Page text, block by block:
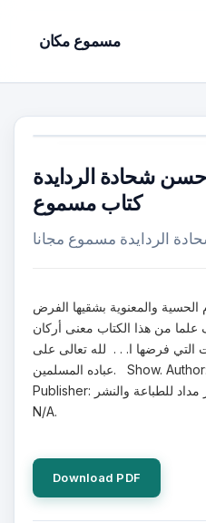
مسموع مكان
شحادة الردايدة
كتاب مسموع
الردايدة مسموع مجانا
والمعنوية بشقيها الفرض
من هذا الكتاب معنى أركان
التي فرضها ا. . . لله تعالى على
عباده المسلمين. Show. Author: أحمد حسن شحادة الردايدة.
Publisher: دار مداد للطباعة والنشر. Series: N/A. ISBN-10:
N/A.
Download PDF